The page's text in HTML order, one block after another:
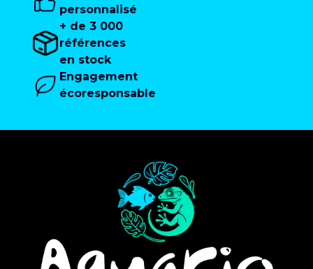
personnalisé
+ de 3 000
références
en stock
Engagement
écoresponsable